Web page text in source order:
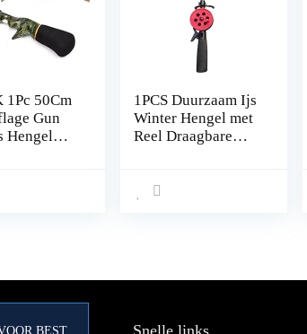
1Pc 50Cm
Gun
Hengel
Hengel
1PCS Duurzaam Ijs
Winter Hengel met
Reel Draagbare
Vissen
BEST Snelle links